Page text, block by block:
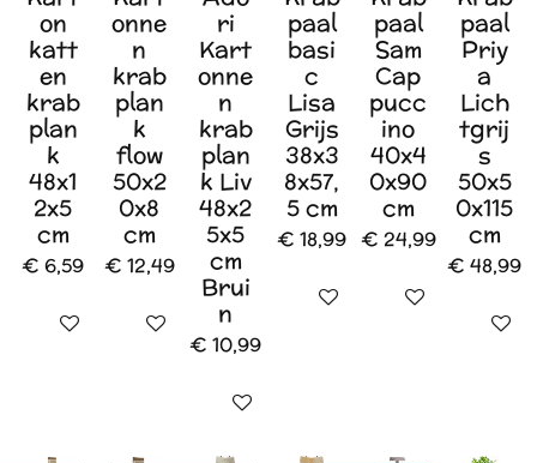
on
katt
en
krab
plan
k
48x1
2x5
cm
€ 6,59
In winkelwagen
onne
n
krab
plan
k
flow
50x2
0x8
cm
€ 12,49
In winkelwagen
ri
Kart
onne
n
krab
plan
k Liv
48x2
5x5
cm
Brui
n
€ 10,99
In winkelwagen
paal
basi
c
Lisa
Grijs
38x3
8x57,
5 cm
€ 18,99
In winkelwagen
paal
Sam
Cap
pucc
ino
40x4
0x90
cm
€ 24,99
In winkelwagen
paal
Priy
a
Lich
tgrij
s
50x5
0x115
cm
€ 48,99
Houd